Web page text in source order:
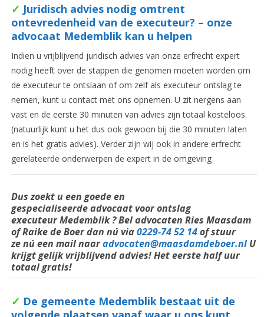
✓ Juridisch advies nodig omtrent
ontevredenheid van de executeur? – onze
advocaat Medemblik kan u helpen
Indien u vrijblijvend juridisch advies van onze erfrecht expert
nodig heeft over de stappen die genomen moeten worden om
de executeur te ontslaan of om zelf als executeur ontslag te
nemen, kunt u contact met ons opnemen. U zit nergens aan
vast en de eerste 30 minuten van advies zijn totaal kosteloos.
(natuurlijk kunt u het dus ook gewoon bij die 30 minuten laten
en is het gratis advies). Verder zijn wij ook in andere erfrecht
gerelateerde onderwerpen de expert in de omgeving
Dus zoekt u een goede en
gespecialiseerdeadvocaat voor ontslag
executeur Medemblik ? Beladvocaten Ries Maasdam
of Raike de Boer dan nú via0229-74 52 14of stuur
ze nú een mail naaradvocaten@maasdamdeboer.nlU
krijgt gelijk vrijblijvend advies! Het eerste half uur
totaal gratis!
✓ De gemeente Medemblik bestaat uit de